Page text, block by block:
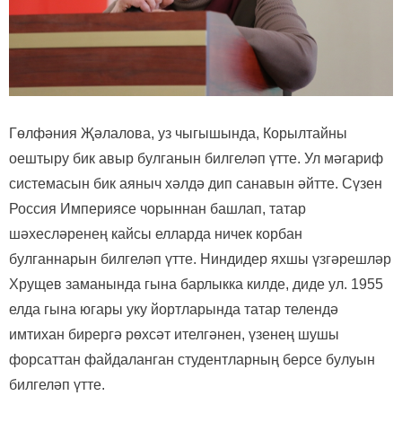
Гөлфәния Җәлалова, уз чыгышында, Корылтайны
оештыру бик авыр булганын билгеләп үтте. Ул мәгариф
системасын бик аяныч хәлдә дип санавын әйтте. Сүзен
Россия Империясе чорыннан башлап, татар
шәхесләренең кайсы елларда ничек корбан
булганнарын билгеләп үтте. Ниндидер яхшы үзгәрешләр
Хрущев заманында гына барлыкка килде, диде ул. 1955
елда гына югары уку йортларында татар телендә
имтихан бирергә рөхсәт ителгәнен, үзенең шушы
форсаттан файдаланган студентларның берсе булуын
билгеләп үтте.